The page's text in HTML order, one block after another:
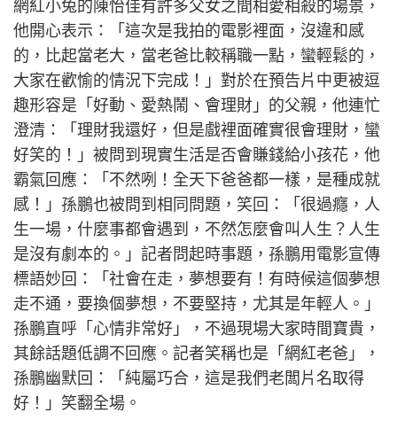
網紅小兔的陳怡佳有許多父女之間相愛相殺的場景，
他開心表示：「這次是我拍的電影裡面，沒違和感
的，比起當老大，當老爸比較稱職一點，蠻輕鬆的，
大家在歡愉的情況下完成！」對於在預告片中更被逗
趣形容是「好動、愛熱鬧、會理財」的父親，他連忙
澄清：「理財我還好，但是戲裡面確實很會理財，蠻
好笑的！」被問到現實生活是否會賺錢給小孩花，他
霸氣回應：「不然咧！全天下爸爸都一樣，是種成就
感！」孫鵬也被問到相同問題，笑回：「很過癮，人
生一場，什麼事都會遇到，不然怎麼會叫人生？人生
是沒有劇本的。」記者問起時事題，孫鵬用電影宣傳
標語妙回：「社會在走，夢想要有！有時候這個夢想
走不通，要換個夢想，不要堅持，尤其是年輕人。」
孫鵬直呼「心情非常好」，不過現場大家時間寶貴，
其餘話題低調不回應。記者笑稱也是「網紅老爸」，
孫鵬幽默回：「純屬巧合，這是我們老闆片名取得
好！」笑翻全場。